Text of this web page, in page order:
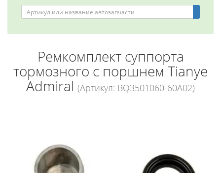
Ремкомплект суппорта
тормозного с поршнем Tianye
Admiral (Артикул: BQ3501060-60A02)